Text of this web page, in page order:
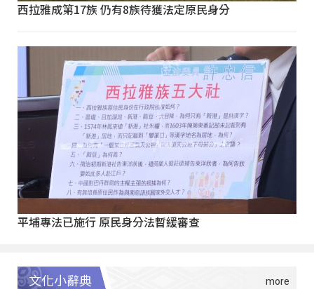
西拉雅成第17族 仍有8族待獲法定原民身分
平埔專法已施行 原民身分法暫緩審查
文化小辭典